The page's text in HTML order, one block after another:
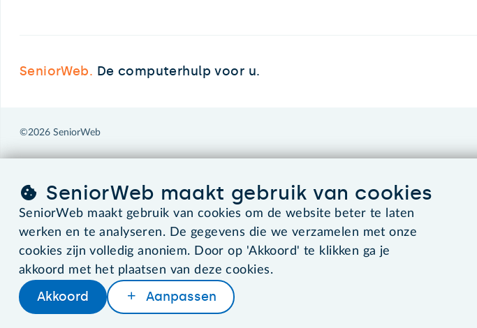
SeniorWeb. De computerhulp voor u.
©2026 SeniorWeb
SeniorWeb maakt gebruik van cookies
SeniorWeb maakt gebruik van cookies om de website beter te laten
werken en te analyseren. De gegevens die we verzamelen met onze
cookies zijn volledig anoniem. Door op 'Akkoord' te klikken ga je
akkoord met het plaatsen van deze cookies.
Akkoord Aanpassen